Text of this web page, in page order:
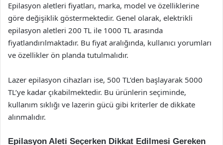
Epilasyon aletleri fiyatları, marka, model ve özelliklerine
göre değişiklik göstermektedir. Genel olarak, elektrikli
epilasyon aletleri 200 TL ile 1000 TL arasında
fiyatlandırılmaktadır. Bu fiyat aralığında, kullanıcı yorumları
ve özellikler ön planda tutulmalıdır.
Lazer epilasyon cihazları ise, 500 TL’den başlayarak 5000
TL’ye kadar çıkabilmektedir. Bu ürünlerin seçiminde,
kullanım sıklığı ve lazerin gücü gibi kriterler de dikkate
alınmalıdır.
Epilasyon Aleti Seçerken Dikkat Edilmesi Gereken